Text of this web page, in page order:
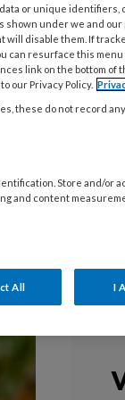
is
6
or unique identifiers,
shown under we and
will disable them. If
can resurface this
link on the bottom of
our Privacy Policy.
these do not record
Store and/or
and content
All I